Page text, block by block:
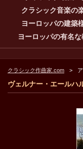
クラシック音楽の
ヨーロッパの建築
ヨーロッパの有名
クラシック作曲家.com
ヴェルナー・エール